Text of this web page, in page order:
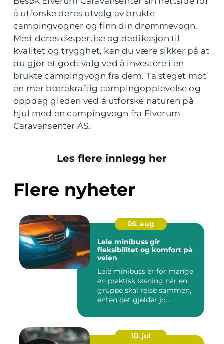
å utforske deres utvalg av brukte
campingvogner og finn din drømmevogn.
Med deres ekspertise og dedikasjon til
kvalitet og trygghet, kan du være sikker på at
du gjør et godt valg ved å investere i en
brukte campingvogn fra dem. Ta steget mot
en mer bærekraftig campingopplevelse og
oppdag gleden ved å utforske naturen på
hjul med en campingvogn fra Elverum
Caravansenter AS.
Les flere innlegg her
Flere nyheter
06. aug
Leie minibuss gir
fleksibilitet og komfort på
veien
Leie minibuss er for mange
en praktisk løsning når en
gruppe skal reise sammen,
enten det gjelder jo...
10. jul